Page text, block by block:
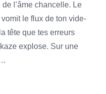
l’âme chancelle. Le
le flux de ton vide-
tête que tes erreurs
explose. Sur une